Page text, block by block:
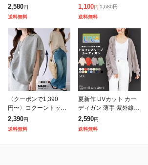
房対策 空調服 レディー
ス 熱中症対策 紫外線対
策 日焼け防止 エアコン
対策 接
2,580円
送料無料
リーブ トップス フレア
ロング丈 カットソー や
やハイネック 立体 お尻
隠れ
1,100円 1,680円
送料無料
〈クーポンで1,390
円〜〉コクーントップ
ス カットソー Tシャツ
長袖 半袖 トップス レ
ディース Vネック ラウ
2,390円
送料無料
夏新作 UVカット カー
ディガン 薄手 紫外線対
策 日焼け コーディガン
レディース 春夏 uvカッ
ト トップス ドルマン
2,590円
送料無料